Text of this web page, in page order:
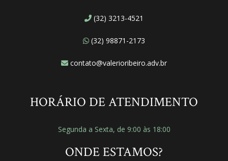
(32) 3213-4521
(32) 98871-2173
contato@valerioribeiro.adv.br
HORÁRIO DE ATENDIMENTO
Segunda a Sexta, de 9:00 às 18:00
ONDE ESTAMOS?